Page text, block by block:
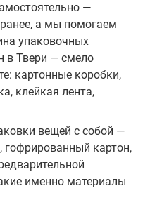
—
а мы помогаем
упаковочных
в Твери — смело
картонные коробки,
клейкая лента,
вещей с собой —
картон,
именно материалы